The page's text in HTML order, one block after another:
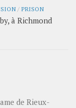
/ PRISON
à Richmond
de Rieux-